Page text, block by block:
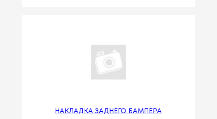
НАКЛАДКА ЗАДНЕГО БАМПЕРА